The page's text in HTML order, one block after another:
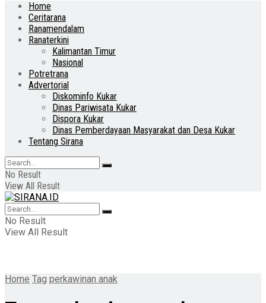
Home
Ceritarana
Ranamendalam
Ranaterkini
Kalimantan Timur
Nasional
Potretrana
Advertorial
Diskominfo Kukar
Dinas Pariwisata Kukar
Dispora Kukar
Dinas Pemberdayaan Masyarakat dan Desa Kukar
Tentang Sirana
No Result
View All Result
No Result
View All Result
Home Tag perkawinan anak